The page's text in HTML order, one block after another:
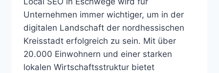
Unternehmen immer wichtiger, um in der
digitalen Landschaft der nordhessischen
Kreisstadt erfolgreich zu sein. Mit über
20.000 Einwohnern und einer starken
lokalen Wirtschaftsstruktur bietet